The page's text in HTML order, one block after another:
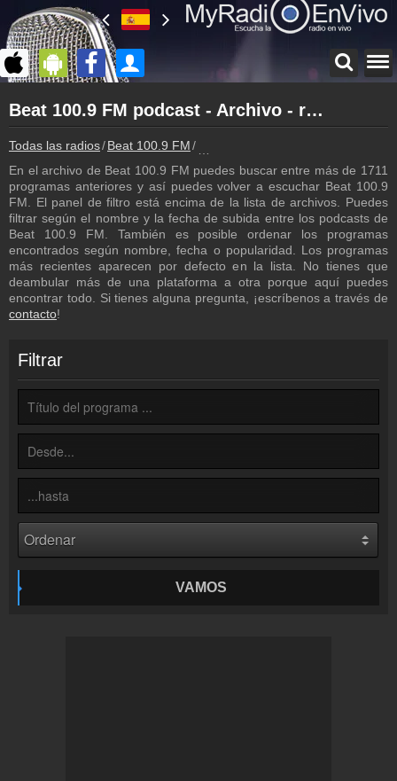
myradioenvivo.mx
Beat 100.9 FM
Atrás a la página de Beat 100.9 FM
Inicio de sesión
¡Crea una cuenta propia!
Lista de canciones
Descubre lo que ha sonado hasta ahora
Programación
Los programas de Beat 100.9 FM
Contacto
Colaboración
¡Envía tu radio!
Inserción de la radio
Inclúyelo a tu sitio web
Beat 100.9 FM podcast - Archivo - repetición de los programas
Todas las radios Beat 100.9 FM
En el archivo de Beat 100.9 FM puedes buscar entre más de 1711
programas anteriores y así puedes volver a escuchar Beat 100.9
FM. El panel de filtro está encima de la lista de archivos. Puedes
filtrar según el nombre y la fecha de subida entre los podcasts de
Beat 100.9 FM. También es posible ordenar los programas
encontrados según nombre, fecha o popularidad. Los programas
más recientes aparecen por defecto en la lista. No tienes que
deambular más de una plataforma a otra porque aquí puedes
encontrar todo. Si tienes alguna pregunta, ¡escríbenos a través de
contacto!
Filtrar
VAMOS